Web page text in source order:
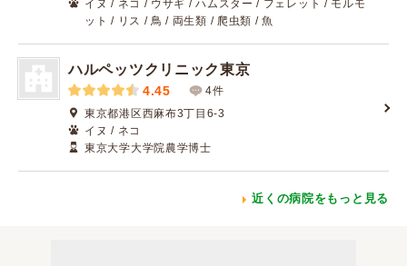
イヌ / ネコ / ウサギ / ハムスター / フェレット / モルモ
ット / リス / 鳥 / 両生類 / 爬虫類 / 魚
ハルペッツクリニック東京
4.45
4件
東京都港区西麻布3丁目6-3
イヌ / ネコ
東京大学大学院農学博士
近くの病院をもっと見る